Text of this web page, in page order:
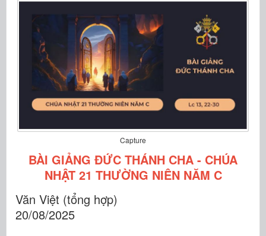
Capture
BÀI GIẢNG ĐỨC THÁNH CHA - CHÚA
NHẬT 21 THƯỜNG NIÊN NĂM C
Văn Việt (tổng hợp)
20/08/2025